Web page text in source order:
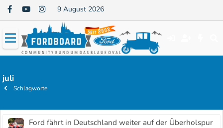
9 August 2026
juli
Schlagworte
Ford fährt in Deutschland weiter auf der Überholspur